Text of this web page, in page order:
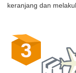
keranjang dan